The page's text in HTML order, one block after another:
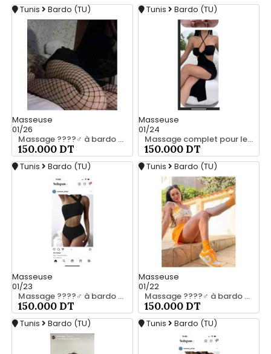
Tunis Bardo (TU)
Masseuse
01/26
Massage ????‍♂️ à bardo srd chez moi 20466285
150.000 DT
Tunis Bardo (TU)
Masseuse
01/24
Massage complet pour les hommes srd a bardo 55066248
150.000 DT
Tunis Bardo (TU)
Masseuse
01/23
Massage ????‍♂️ à bardo srd 55066248
150.000 DT
Tunis Bardo (TU)
Masseuse
01/22
Massage ????‍♂️ à bardo srd 20466285
150.000 DT
Tunis Bardo (TU) Tunis Bardo (TU)